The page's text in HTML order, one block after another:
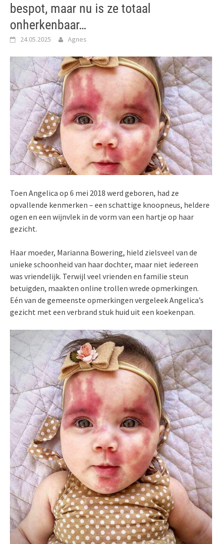
bespot, maar nu is ze totaal
onherkenbaar…
24.05.2025 Agnes
Toen Angelica op 6 mei 2018 werd geboren, had ze
opvallende kenmerken – een schattige knoopneus, heldere
ogen en een wijnvlek in de vorm van een hartje op haar
gezicht.
Haar moeder, Marianna Bowering, hield zielsveel van de
unieke schoonheid van haar dochter, maar niet iedereen
was vriendelijk. Terwijl veel vrienden en familie steun
betuigden, maakten online trollen wrede opmerkingen.
Eén van de gemeenste opmerkingen vergeleek Angelica’s
gezicht met een verbrand stuk huid uit een koekenpan.